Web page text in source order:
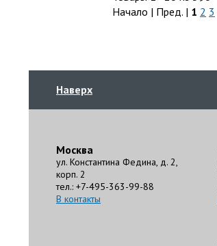
Начало | Пред. | 1 2 3
Наверх
Москва
ул. Константина Федина, д. 2,
корп. 2
тел.: +7-495-363-99-88
В контакты